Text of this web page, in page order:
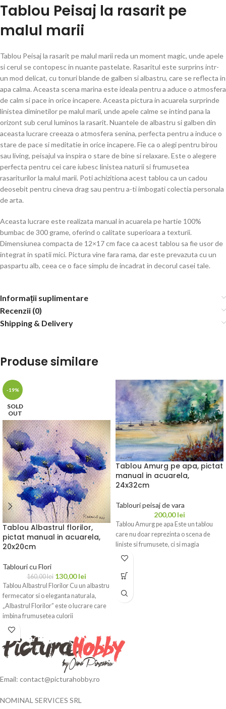
Tablou Peisaj la rasarit pe
malul marii
Tablou Peisaj la rasarit pe malul marii reda un moment magic, unde apele
si cerul se contopesc in nuante pastelate. Rasaritul este surprins intr-
un mod delicat, cu tonuri blande de galben si albastru, care se reflecta in
apa calma. Aceasta scena marina este ideala pentru a aduce o atmosfera
de calm si pace in orice incapere. Aceasta pictura in acuarela surprinde
linistea diminetilor pe malul marii, unde apele calme se intind pana la
orizont sub cerul luminos la rasarit. Nuantele de albastru si galben din
aceasta lucrare creeaza o atmosfera senina, perfecta pentru a induce o
stare de pace si meditatie in orice incapere. Fie ca o alegi pentru birou
sau living, peisajul va inspira o stare de bine si relaxare. Este o alegere
perfecta pentru cei care iubesc linistea naturii si frumusetea
rasariturilor la malul marii. Poti achizitiona acest tablou ca un cadou
deosebit pentru cineva drag sau pentru a-ti imbogati colectia personala
de arta.
Aceasta lucrare este realizata manual in acuarela pe hartie 100%
bumbac de 300 grame, oferind o calitate superioara a texturii.
Dimensiunea compacta de 12×17 cm face ca acest tablou sa fie usor de
integrat in spatii mici. Pictura vine fara rama, dar este prevazuta cu un
paspartu alb, ceea ce o face simplu de incadrat in decorul casei tale.
Informații suplimentare
Recenzii (0)
Shipping & Delivery
Produse similare
-19%
SOLD
OUT
Tablou Albastrul florilor,
pictat manual in acuarela,
20x20cm
Tablouri cu Flori
160,00lei 130,00lei
Tablou Albastrul Florilor Cu un albastru
fermecator si o eleganta naturala,
„Albastrul Florilor” este o lucrare care
imbina frumusetea culorii
Tablou Amurg pe apa, pictat
manual in acuarela,
24x32cm
Tablouri peisaj de vara
200,00lei
Tablou Amurg pe apa Este un tablou
care nu doar reprezinta o scena de
liniste si frumusete, ci si magia
Email: contact@picturahobby.ro
NOMINAL SERVICES SRL